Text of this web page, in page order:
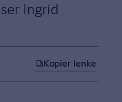
Ingrid
Kopier lenke